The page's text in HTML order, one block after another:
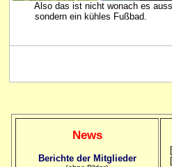
Also das ist nicht wonach es
sondern ein kühles Fußbad.
News
Berichte der Mitglieder
[
[